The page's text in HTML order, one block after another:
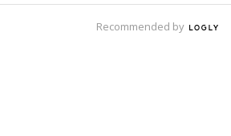
Recommended by